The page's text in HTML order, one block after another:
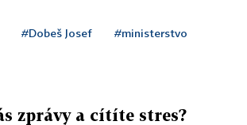
#Dobeš Josef #ministerstvo
zprávy a cítíte stres?